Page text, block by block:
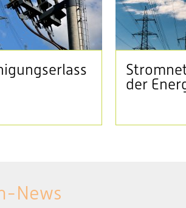
Sommersession 2026